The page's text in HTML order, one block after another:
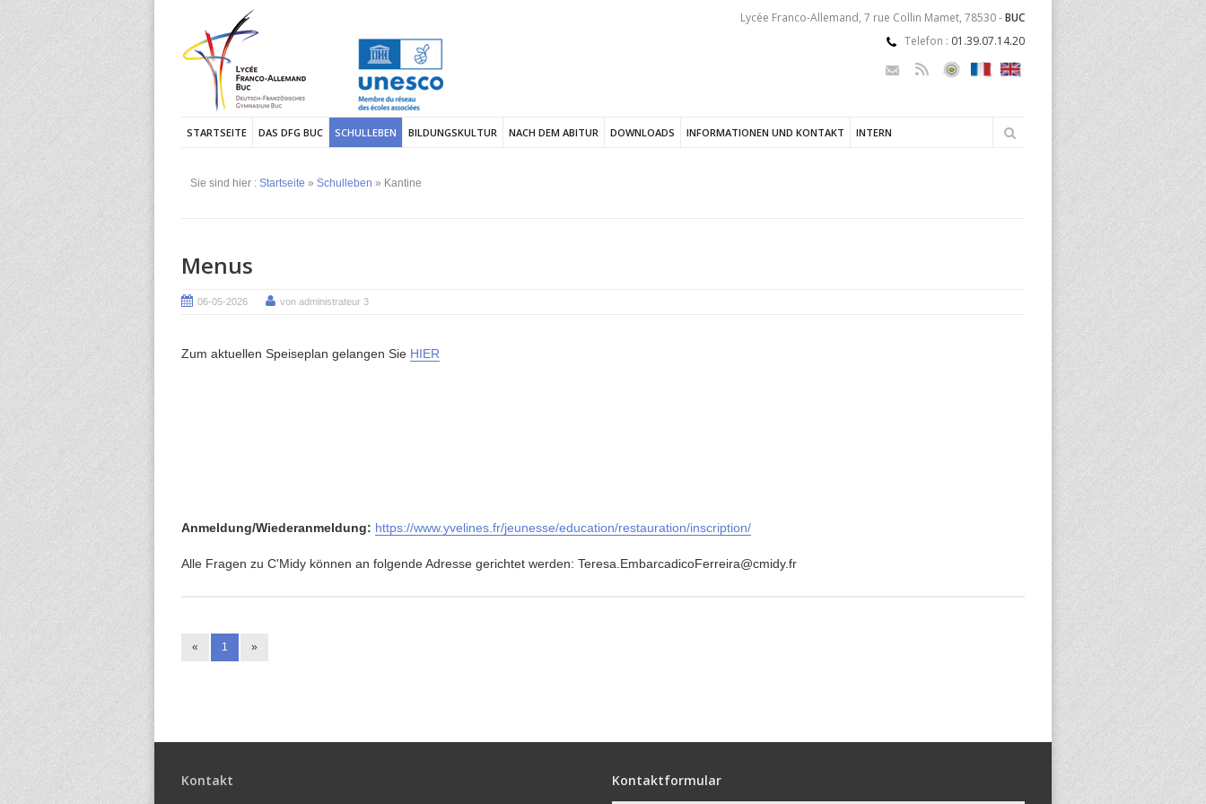
Lycée Franco-Allemand, 7 rue Collin Mamet, 78530 -BUC
Telefon : 01.39.07.14.20
STARTSEITE DAS DFG BUC SCHULLEBEN BILDUNGSKULTUR NACH DEM ABITUR DOWNLOADS INFORMATIONEN UND KONTAKT INTERN
Sie sind hier : Startseite » Schulleben » Kantine
Menus
06-05-2026 von administrateur 3
Zum aktuellen Speiseplan gelangen Sie HIER
Anmeldung/Wiederanmeldung: https://www.yvelines.fr/jeunesse/education/restauration/inscription/
Alle Fragen zu C'Midy können an folgende Adresse gerichtet werden: Teresa.EmbarcadicoFerreira@cmidy.fr
« 1 »
Kontakt Kontaktformular